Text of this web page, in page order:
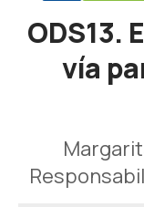
ODS13.
vía